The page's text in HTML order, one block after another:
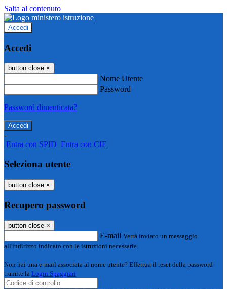
Salta al contenuto
Accedi
Accedi
button close ×
Nome Utente
Password
Password dimenticata?
-
Entra con SPID Entra con CIE
Seleziona utente
button close ×
Recupero password
button close ×
E-mail Verrà inviato un messaggio
all'indirizzo indicato con le istruzioni necessarie.
Non hai una e-mail associata al nome utente? Effettua il reset della password
tramite la Login Spaggiari